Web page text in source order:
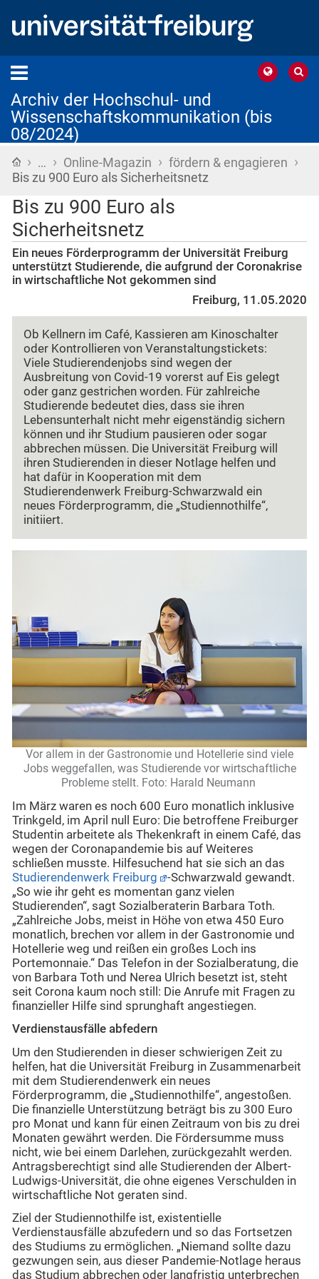
Archiv der Hochschul- und
Wissenschaftskommunikation (bis
08/2024)
Startseite
› … › Online-Magazin › fördern & engagieren ›
Bis zu 900 Euro als Sicherheitsnetz
Bis zu 900 Euro als
Sicherheitsnetz
Ein neues Förderprogramm der Universität Freiburg
unterstützt Studierende, die aufgrund der Coronakrise
in wirtschaftliche Not gekommen sind
Freiburg, 11.05.2020
Ob Kellnern im Café, Kassieren am Kinoschalter
oder Kontrollieren von Veranstaltungstickets:
Viele Studierendenjobs sind wegen der
Ausbreitung von Covid-19 vorerst auf Eis gelegt
oder ganz gestrichen worden. Für zahlreiche
Studierende bedeutet dies, dass sie ihren
Lebensunterhalt nicht mehr eigenständig sichern
können und ihr Studium pausieren oder sogar
abbrechen müssen. Die Universität Freiburg will
ihren Studierenden in dieser Notlage helfen und
hat dafür in Kooperation mit dem
Studierendenwerk Freiburg-Schwarzwald ein
neues Förderprogramm, die „Studiennothilfe“,
initiiert.
Vor allem in der Gastronomie und Hotellerie sind viele
Jobs weggefallen, was Studierende vor wirtschaftliche
Probleme stellt. Foto: Harald Neumann
Im März waren es noch 600 Euro monatlich inklusive
Trinkgeld, im April null Euro: Die betroffene Freiburger
Studentin arbeitete als Thekenkraft in einem Café, das
wegen der Coronapandemie bis auf Weiteres
schließen musste. Hilfesuchend hat sie sich an das
Studierendenwerk Freiburg
-Schwarzwald gewandt.
„So wie ihr geht es momentan ganz vielen
Studierenden“, sagt Sozialberaterin Barbara Toth.
„Zahlreiche Jobs, meist in Höhe von etwa 450 Euro
monatlich, brechen vor allem in der Gastronomie und
Hotellerie weg und reißen ein großes Loch ins
Portemonnaie.“ Das Telefon in der Sozialberatung, die
von Barbara Toth und Nerea Ulrich besetzt ist, steht
seit Corona kaum noch still: Die Anrufe mit Fragen zu
finanzieller Hilfe sind sprunghaft angestiegen.
Verdienstausfälle abfedern
Um den Studierenden in dieser schwierigen Zeit zu
helfen, hat die Universität Freiburg in Zusammenarbeit
mit dem Studierendenwerk ein neues
Förderprogramm, die „Studiennothilfe“, angestoßen.
Die finanzielle Unterstützung beträgt bis zu 300 Euro
pro Monat und kann für einen Zeitraum von bis zu drei
Monaten gewährt werden. Die Fördersumme muss
nicht, wie bei einem Darlehen, zurückgezahlt werden.
Antragsberechtigt sind alle Studierenden der Albert-
Ludwigs-Universität, die ohne eigenes Verschulden in
wirtschaftliche Not geraten sind.
Ziel der Studiennothilfe ist, existentielle
Verdienstausfälle abzufedern und so das Fortsetzen
des Studiums zu ermöglichen. „Niemand sollte dazu
gezwungen sein, aus dieser Pandemie-Notlage heraus
das Studium abbrechen oder langfristig unterbrechen